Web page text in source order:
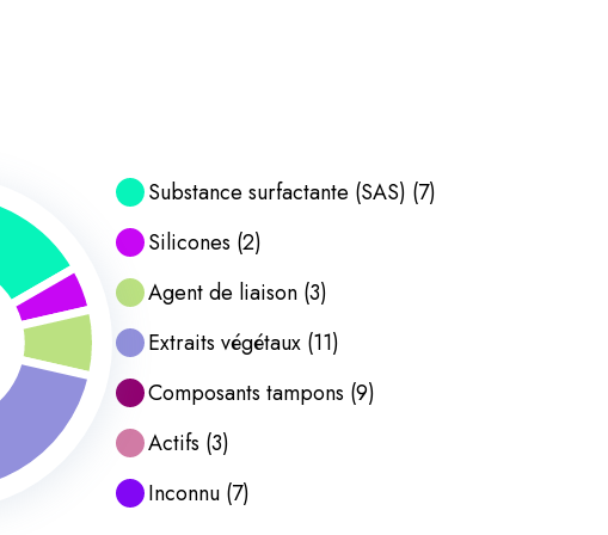
Substance surfactante (SAS) (7)
Silicones (2)
Agent de liaison(3)
Extraits végétaux(11)
Composants tampons (9)
Actifs (3)
Inconnu(7)